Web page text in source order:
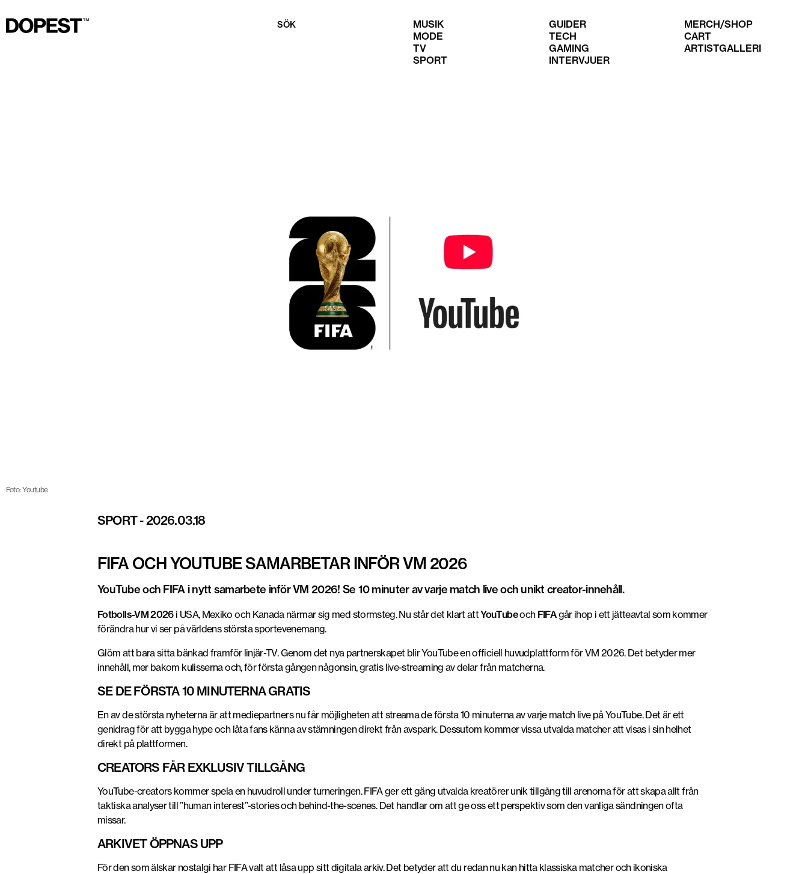
SÖK
MUSIK
MODE
TV
SPORT
GUIDER
TECH
GAMING
INTERVJUER
MERCH/SHOP
CART
ARTISTGALLERI
Foto: Youtube
SPORT-2026.03.18
FIFA OCH YOUTUBE SAMARBETAR INFÖR VM 2026
YouTube och FIFA i nytt samarbete inför VM 2026! Se 10 minuter av varje match live och unikt creator-innehåll.
Fotbolls-VM 2026i USA, Mexiko och Kanada närmar sig med stormsteg. Nu står det klart attYouTubeoch FIFAgår ihop i ett jätteavtal som kommer
förändra hur vi ser på världens största sportevenemang.
Glöm att bara sitta bänkad framför linjär-TV.Genom det nya partnerskapet blir YouTube en officiell huvudplattform för VM 2026.Det betyder mer
innehåll, mer bakom kulisserna och, för första gången någonsin, gratis live-streaming av delar från matcherna.
SE DE FÖRSTA 10 MINUTERNA GRATIS
En av de största nyheterna är att mediepartners nu får möjligheten att streama de första 10 minuterna av varje match live på YouTube. Det är ett
genidrag för att bygga hype och låta fans känna av stämningen direkt från avspark. Dessutom kommer vissa utvalda matcher att visas i sin helhet
direkt på plattformen.
CREATORS FÅR EXKLUSIV TILLGÅNG
YouTube-creators kommer spela en huvudroll under turneringen. FIFA ger ett gäng utvalda kreatörer unik tillgång till arenorna för att skapa allt från
taktiska analyser till ”human interest”-stories och behind-the-scenes. Det handlar om att ge oss ett perspektiv som den vanliga sändningen ofta
missar.
ARKIVET ÖPPNAS UPP
För den som älskar nostalgi har FIFA valt att låsa upp sitt digitala arkiv. Det betyder att du redan nu kan hitta klassiska matcher och ikoniska